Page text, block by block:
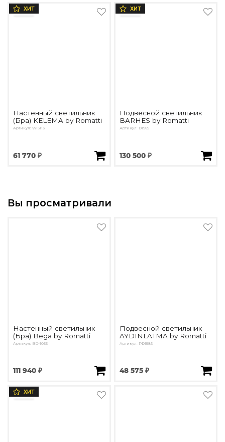
ХИТ
Настенный светильник
(Бра) KELEMA by Romatti
Артикул: W16113
61 770 ₽
ХИТ
Подвесной светильник
BARHES by Romatti
Артикул: D1965
130 500 ₽
Вы просматривали
Настенный светильник
(Бра) Bega by Romatti
Артикул: BD-1055
111 940 ₽
Подвесной светильник
AYDINLATMA by Romatti
Артикул: PD1586
48 575 ₽
ХИТ